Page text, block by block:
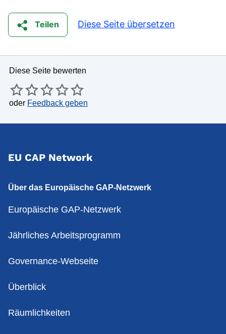
Teilen Diese Seite übersetzen
Diese Seite bewerten
oder Feedback geben
EU CAP Network
Über das Europäische GAP-Netzwerk
Europäische GAP-Netzwerk
Jährliches Arbeitsprogramm
Governance-Webseite
Überblick
Räumlichkeiten